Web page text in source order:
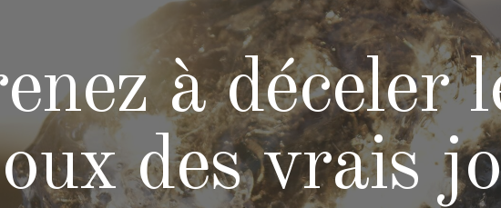
à déceler
des vrais